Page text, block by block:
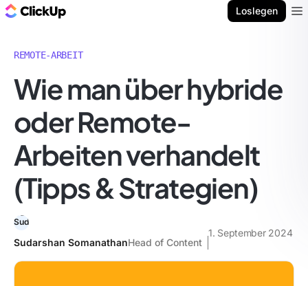
Loslegen
REMOTE-ARBEIT
Wie man über hybride
oder Remote-
Arbeiten verhandelt
(Tipps & Strategien)
Sudarshan SomanathanHead of Content
1. September 2024